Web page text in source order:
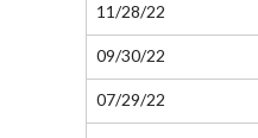
alignements
organisationnels
Associations
provinciales et
Ressources
Nouvelles
Boutique
11/28/22
09/30/22
07/29/22